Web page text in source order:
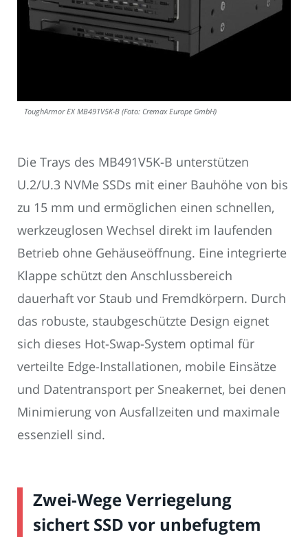
ToughArmor EX MB491V5K-B (Foto: Cremax Europe GmbH)
Die Trays des MB491V5K-B unterstützen
U.2/U.3 NVMe SSDs mit einer Bauhöhe von bis
zu 15 mm und ermöglichen einen schnellen,
werkzeuglosen Wechsel direkt im laufenden
Betrieb ohne Gehäuseöffnung. Eine integrierte
Klappe schützt den Anschlussbereich
dauerhaft vor Staub und Fremdkörpern. Durch
das robuste, staubgeschützte Design eignet
sich dieses Hot-Swap-System optimal für
verteilte Edge-Installationen, mobile Einsätze
und Datentransport per Sneakernet, bei denen
Minimierung von Ausfallzeiten und maximale
essenziell sind.
Zwei-Wege Verriegelung
sichert SSD vor unbefugtem